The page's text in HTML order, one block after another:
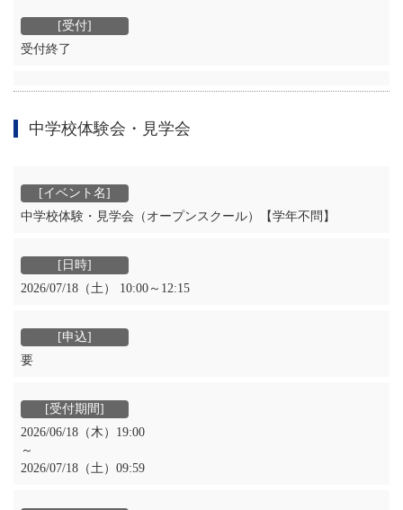
受付終了
中学校体験会・見学会
中学校体験・見学会（オープンスクール）【学年不問】
2026/07/18（土） 10:00～12:15
要
2026/06/18（木）19:00
～
2026/07/18（土）09:59